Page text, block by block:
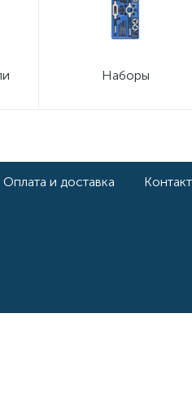
Наборы
Оплата и доставка